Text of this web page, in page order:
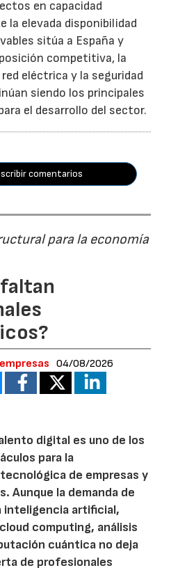
en capacidad
la elevada disponibilidad
sitúa a España y
competitiva, la
eléctrica y la seguridad
siendo los principales
el desarrollo del sector.
comentarios
para la economía
04/08/2026
digital es uno de los
para la
de empresas y
Aunque la demanda de
inteligencia artificial,
computing, análisis
cuántica no deja
de profesionales